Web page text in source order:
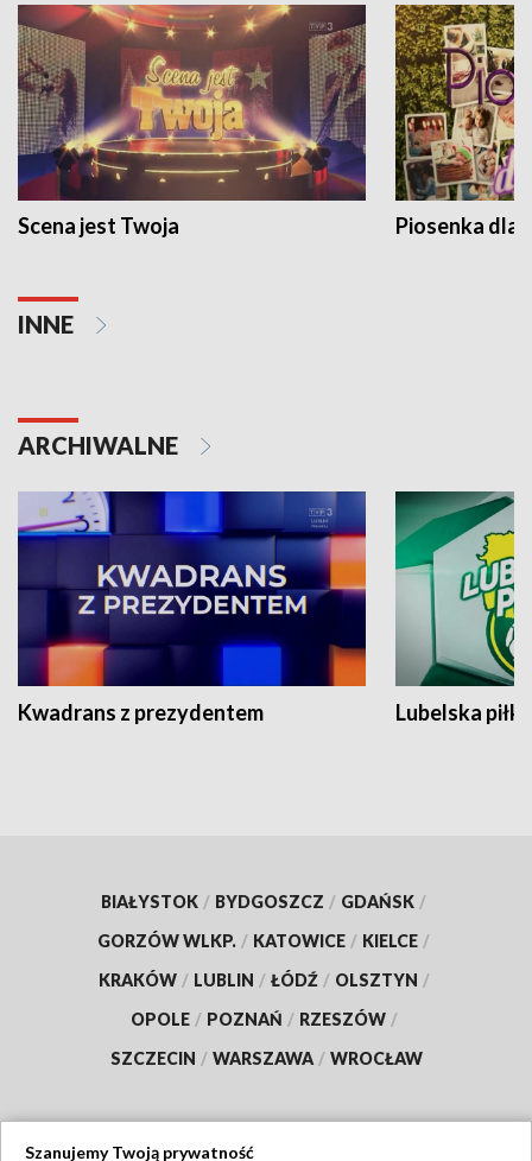
Scena jest Twoja Piosenka dla
INNE
ARCHIWALNE
Kwadrans z prezydentem Lubelska piłka
BIAŁYSTOK / BYDGOSZCZ / GDAŃSK /
GORZÓW WLKP. / KATOWICE / KIELCE /
KRAKÓW / LUBLIN / ŁÓDŹ / OLSZTYN /
OPOLE / POZNAŃ / RZESZÓW /
SZCZECIN / WARSZAWA / WROCŁAW
Szanujemy Twoją prywatność